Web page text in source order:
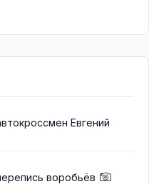
Евгений
воробьёв